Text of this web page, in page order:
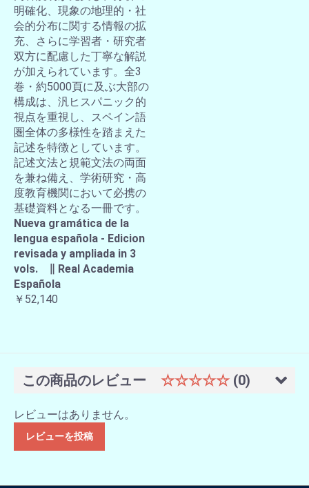
明確化、現象の地理的・社
会的分布に関する情報の拡
充、さらに学習者・研究者
双方に配慮した丁寧な解説
が加えられています。全3
巻・約5000頁に及ぶ大部の
構成は、汎ヒスパニック的
視点を重視し、スペイン語
圏全体の多様性を踏まえた
記述を特徴としています。
記述文法と規範文法の両面
を兼ね備え、学術研究・高
度教育機関において必携の
基礎資料となる一冊です。
Nueva gramática de la
lengua española - Edicion
revisada y ampliada in 3
vols. ∥ Real Academia
Española
￥52,140
この商品のレビュー ☆☆☆☆☆ (0)
レビューはありません。
レビューを投稿